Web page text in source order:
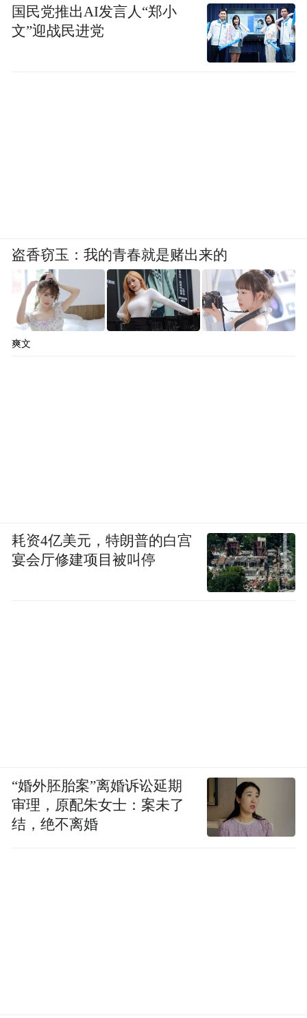
国民党推出AI发言人“郑小
文”迎战民进党
盗香窃玉：我的青春就是赌出来的
爽文
耗资4亿美元，特朗普的白宫
宴会厅修建项目被叫停
“婚外胚胎案”离婚诉讼延期
审理，原配朱女士：案未了
结，绝不离婚